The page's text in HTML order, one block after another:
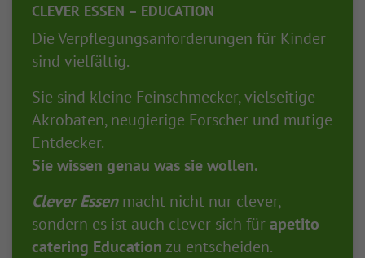
CLEVER ESSEN – EDUCATION
Die Verpflegungsanforderungen für Kinder
sind vielfältig.
Sie sind kleine Feinschmecker, vielseitige
Akrobaten, neugierige Forscher und mutige
Entdecker.
Sie wissen genau was sie wollen.
Clever Essenmacht nicht nur clever,
sondern es ist auch clever sich fürapetito
catering Education zu entscheiden.